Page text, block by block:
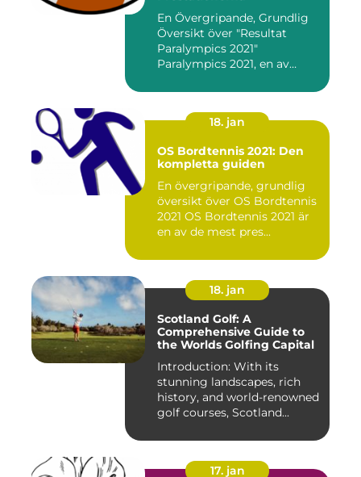
En Övergripande, Grundlig
Översikt över "Resultat
Paralympics 2021"
Paralympics 2021, en av
18. jan
OS Bordtennis 2021: Den
kompletta guiden
En övergripande, grundlig
översikt över OS Bordtennis
2021 OS Bordtennis 2021 är
en av de mest pres...
18. jan
Scotland Golf: A
Comprehensive Guide to
the Worlds Golfing Capital
Introduction: With its
stunning landscapes, rich
history, and world-renowned
golf courses, Scotland...
17. jan